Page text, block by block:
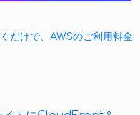
だけで、AWSのご利用料金